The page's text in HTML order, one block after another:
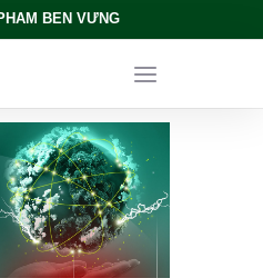
BỀN VỮNG